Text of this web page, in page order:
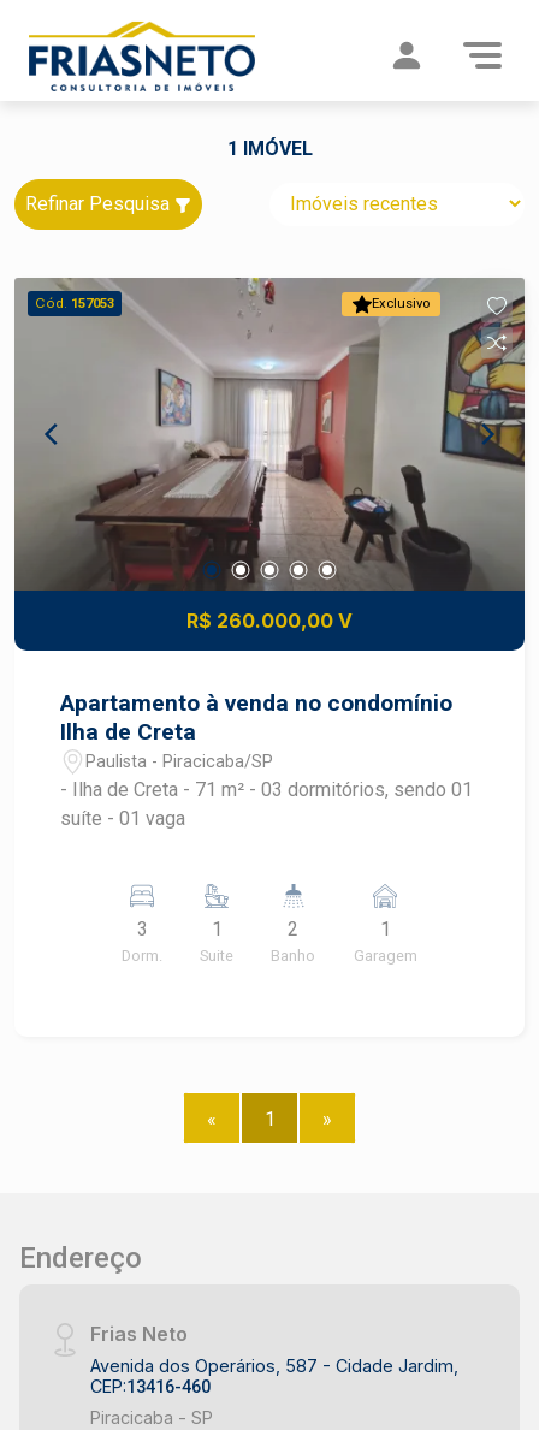
1 IMÓVEL
Refinar Pesquisa
Exclusivo
Cód. 157053
R$ 260.000,00 V
Apartamento à venda no condomínio
Ilha de Creta
Paulista - Piracicaba/SP
- Ilha de Creta - 71 m² - 03 dormitórios, sendo 01
suíte - 01 vaga
3
Dorm.
1
Suite
2
Banho
1
Garagem
« 1 »
Endereço
Frias Neto
Avenida dos Operários, 587 - Cidade Jardim,
CEP:13416-460
Piracicaba - SP